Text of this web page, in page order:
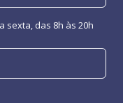
sexta, das 8h às 20h